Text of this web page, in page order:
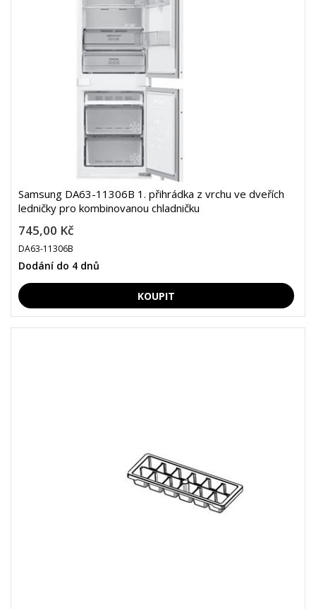
Samsung DA63-11306B 1. přihrádka z vrchu ve dveřích
ledničky pro kombinovanou chladničku
745,00 Kč
DA63-11306B
Dodání do 4 dnů